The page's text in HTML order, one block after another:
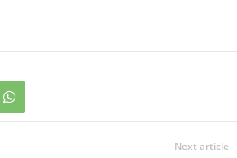
Next article